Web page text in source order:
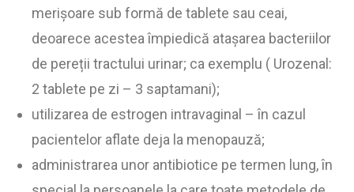
merișoare sub formă de tablete sau ceai,
deoarece acestea împiedică atașarea bacteriilor
de pereții tractului urinar; ca exemplu ( Urozenal:
2 tablete pe zi – 3 saptamani);
utilizarea de estrogen intravaginal – în cazul
pacientelor aflate deja la menopauză;
administrarea unor antibiotice pe termen lung, în